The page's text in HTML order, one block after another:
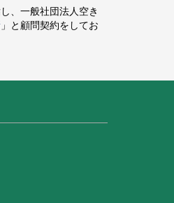
、一般社団法人空き
」と顧問契約をしてお